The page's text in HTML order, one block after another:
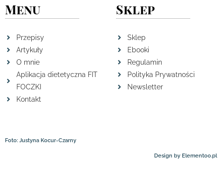
Menu
Przepisy
Artykuły
O mnie
Aplikacja dietetyczna FIT
FOCZKI
Kontakt
Sklep
Sklep
Ebooki
Regulamin
Polityka Prywatności
Newsletter
Foto: Justyna Kocur-Czarny
Design by Elementoo.pl